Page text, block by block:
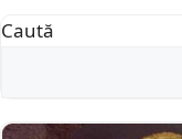
Caută